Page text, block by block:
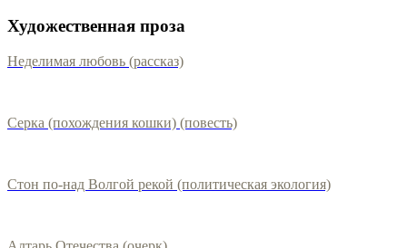
Художественная проза
Неделимая любовь (рассказ)
Серка (похождения кошки) (повесть)
Стон по-над Волгой рекой (политическая экология)